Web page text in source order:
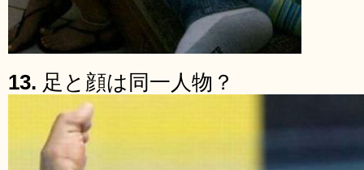
13. 足と顔は同一人物？